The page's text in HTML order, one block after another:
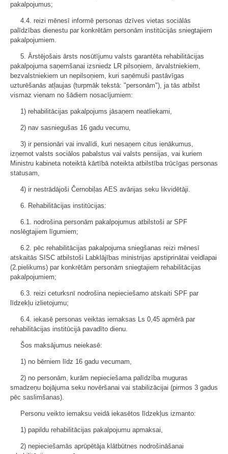
pakalpojumus;
4.4. reizi mēnesī informē personas dzīves vietas sociālās
palīdzības dienestu par konkrētām personām institūcijās sniegtajiem
pakalpojumiem.
5. Ārstējošais ārsts nosūtījumu valsts garantēta rehabilitācijas
pakalpojuma saņemšanai izsniedz LR pilsoņiem, ārvalstniekiem,
bezvalstniekiem un nepilsoņiem, kuri saņēmuši pastāvīgas
uzturēšanās atļaujas (turpmāk tekstā: "personām"), ja tās atbilst
vismaz vienam no šādiem nosacījumiem:
1) rehabilitācijas pakalpojums jāsaņem neatliekami,
2) nav sasniegušas 16 gadu vecumu,
3) ir pensionāri vai invalīdi, kuri nesaņem citus ienākumus,
izņemot valsts sociālos pabalstus vai valsts pensijas, vai kuriem
Ministru kabineta noteiktā kārtībā noteikta atbilstība trūcīgas personas
statusam,
4) ir nestrādājoši Černobiļas AES avārijas seku likvidētāji.
6. Rehabilitācijas institūcijas:
6.1. nodrošina personām pakalpojumus atbilstoši ar SPF
noslēgtajiem līgumiem;
6.2. pēc rehabilitācijas pakalpojuma sniegšanas reizi mēnesī
atskaitās SISC atbilstoši Labklājības ministrijas apstiprinātai veidlapai
(2.pielikums) par konkrētām personām sniegtajiem rehabilitācijas
pakalpojumiem;
6.3. reizi ceturksnī nodrošina nepieciešamo atskaiti SPF par
līdzekļu izlietojumu;
6.4. iekasē personas veiktas iemaksas Ls 0,45 apmērā par
rehabilitācijas institūcijā pavadīto dienu.
Šos maksājumus neiekasē:
1) no bērniem līdz 16 gadu vecumam,
2) no personām, kurām nepieciešama palīdzība muguras
smadzeņu bojājuma seku novēršanai vai stabilizācijai (pirmos 3 gadus
pēc saslimšanas).
Personu veikto iemaksu veidā iekasētos līdzekļus izmanto:
1) papildu rehabilitācijas pakalpojumu apmaksai,
2) nepieciešamās aprūpētāja klātbūtnes nodrošināšanai